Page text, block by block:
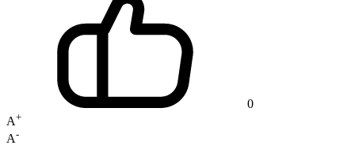
0
A+
A-